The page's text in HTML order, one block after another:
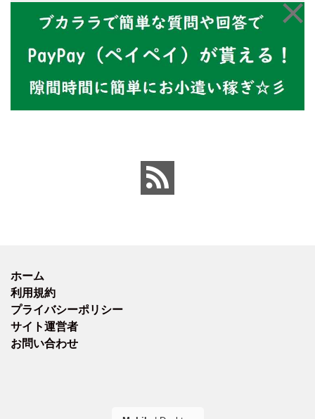
ホーム
利用規約
プライバシーポリシー
サイト運営者
お問い合わせ